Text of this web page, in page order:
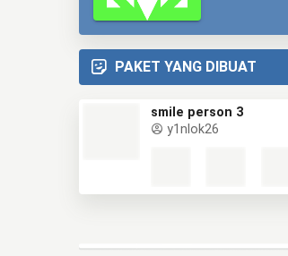
PAKET YANG DIBUAT
smile person 3
y1nlok26